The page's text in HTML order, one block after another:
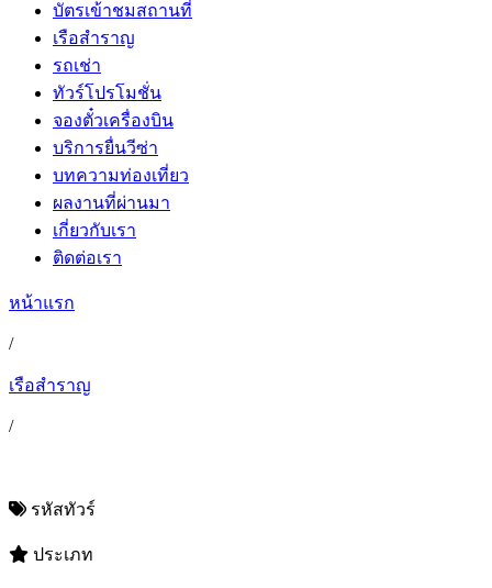
บัตรเข้าชมสถานที่
เรือสำราญ
รถเช่า
ทัวร์โปรโมชั่น
จองตั๋วเครื่องบิน
บริการยื่นวีซ่า
บทความท่องเที่ยว
ผลงานที่ผ่านมา
เกี่ยวกับเรา
ติดต่อเรา
หน้าแรก
/
เรือสำราญ
/
รหัสทัวร์
ประเภท